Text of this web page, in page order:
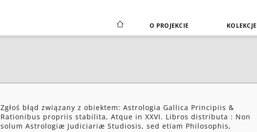
O PROJEKCIE KOLEKCJE
Zgłoś błąd związany z obiektem: Astrologia Gallica Principiis &
Rationibus propriis stabilita, Atque in XXVI. Libros distributa : Non
solum Astrologiæ Judiciariæ Studiosis, sed etiam Philosophis,